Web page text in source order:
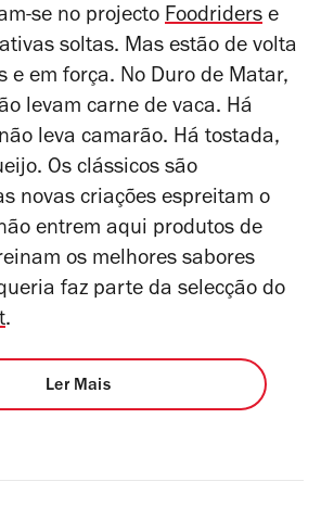
se no projecto Foodriders e
soltas. Mas estão de volta
e em força. No Duro de Matar,
levam carne de vaca. Há
leva camarão. Há tostada,
Os clássicos são
novas criações espreitam o
entrem aqui produtos de
os melhores sabores
faz parte da selecção do
.
Ler Mais